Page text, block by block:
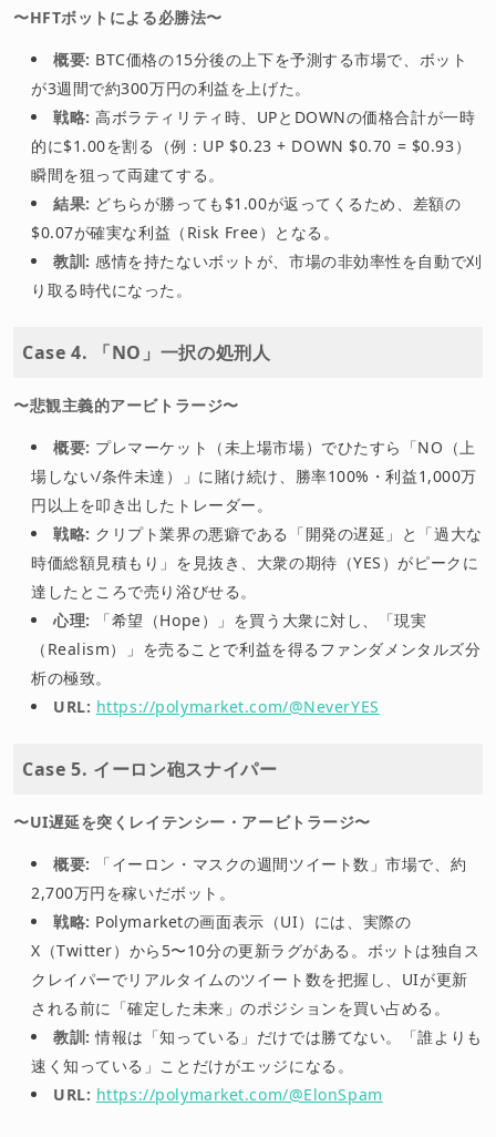
〜HFTボットによる必勝法〜
概要: BTC価格の15分後の上下を予測する市場で、ボット
が3週間で約300万円の利益を上げた。
戦略: 高ボラティリティ時、UPとDOWNの価格合計が一時
的に$1.00を割る（例：UP $0.23 + DOWN $0.70 = $0.93）
瞬間を狙って両建てする。
結果: どちらが勝っても$1.00が返ってくるため、差額の
$0.07が確実な利益（Risk Free）となる。
教訓: 感情を持たないボットが、市場の非効率性を自動で刈
り取る時代になった。
Case 4. 「NO」一択の処刑人
〜悲観主義的アービトラージ〜
概要: プレマーケット（未上場市場）でひたすら「NO（上
場しない/条件未達）」に賭け続け、勝率100%・利益1,000万
円以上を叩き出したトレーダー。
戦略: クリプト業界の悪癖である「開発の遅延」と「過大な
時価総額見積もり」を見抜き、大衆の期待（YES）がピークに
達したところで売り浴びせる。
心理: 「希望（Hope）」を買う大衆に対し、「現実
（Realism）」を売ることで利益を得るファンダメンタルズ分
析の極致。
URL: https://polymarket.com/@NeverYES
Case 5. イーロン砲スナイパー
〜UI遅延を突くレイテンシー・アービトラージ〜
概要: 「イーロン・マスクの週間ツイート数」市場で、約
2,700万円を稼いだボット。
戦略: Polymarketの画面表示（UI）には、実際の
X（Twitter）から5〜10分の更新ラグがある。ボットは独自ス
クレイパーでリアルタイムのツイート数を把握し、UIが更新
される前に「確定した未来」のポジションを買い占める。
教訓: 情報は「知っている」だけでは勝てない。「誰よりも
速く知っている」ことだけがエッジになる。
URL: https://polymarket.com/@ElonSpam